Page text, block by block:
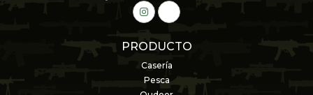
PRODUCTO
Casería
Pesca